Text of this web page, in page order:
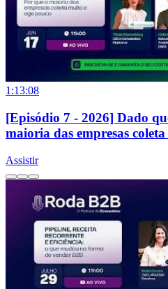
1:13:08
[Episódio 7 - 2026] Dado
maioria das empresas
Assistir